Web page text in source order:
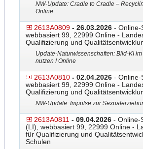
NW-Update: Cradle to Cradle –
Online
2613A0809 - 26.03.2026 - Online-
webbasiert 99, 22999 Online -
Qualifizierung und
Update-Naturwissenschaften​: Bild-KI
nutzen I Online
2613A0810 - 02.04.2026 - Online-
webbasiert 99, 22999 Online -
Qualifizierung und
NW-Update: Impulse zur
2613A0811 - 09.04.2026 - Online-
(LI), webbasiert 99, 22999 Online -
für Qualifizierung und
Schulen